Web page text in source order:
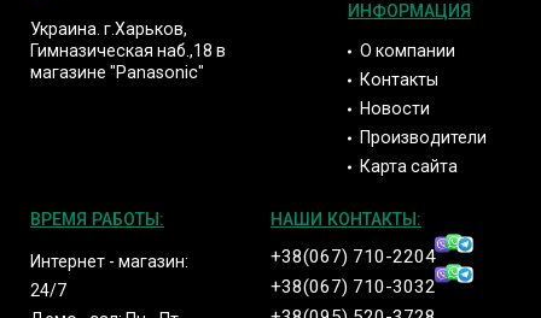
Украина. г.Харьков,
Гимназическая наб.,18 в
магазине "Panasonic"
ИНФОРМАЦИЯ
О компании
Контакты
Новости
Производители
Карта сайта
ВРЕМЯ РАБОТЫ:
Интернет - магазин:
24/7
НАШИ КОНТАКТЫ:
+38(067) 710-2204
+38(067) 710-3032